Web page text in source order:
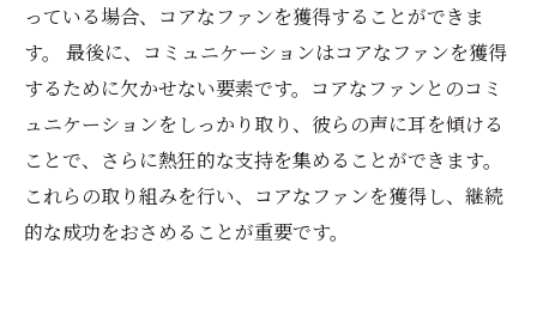
っている場合、コアなファンを獲得することができま
す。 最後に、コミュニケーションはコアなファンを獲得
するために欠かせない要素です。コアなファンとのコミ
ュニケーションをしっかり取り、彼らの声に耳を傾ける
ことで、さらに熱狂的な支持を集めることができます。
これらの取り組みを行い、コアなファンを獲得し、継続
的な成功をおさめることが重要です。